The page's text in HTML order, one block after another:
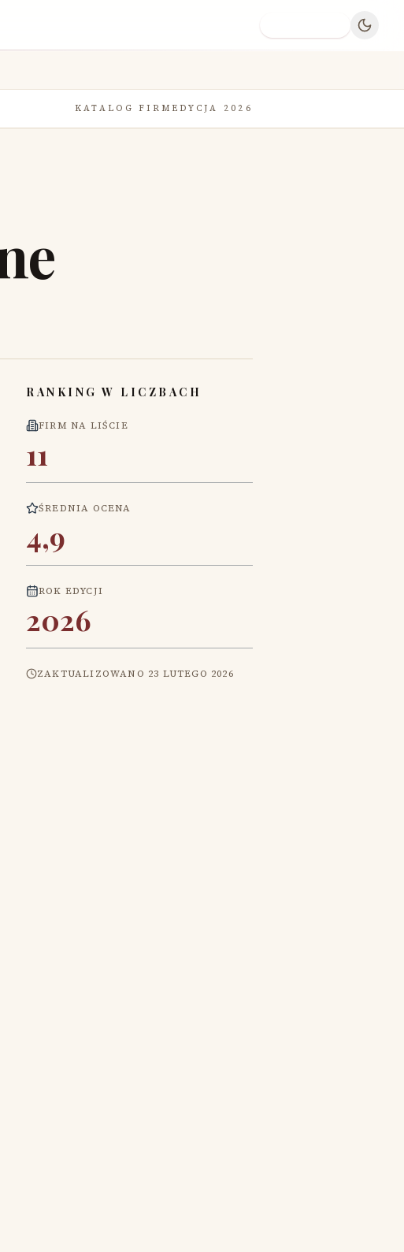
KATALOG FIRMEDYCJA 2026
RANKING W LICZBACH
FIRM NA LIŚCIE
11
ŚREDNIA OCENA
4,9
ROK EDYCJI
2026
ZAKTUALIZOWANO 23 LUTEGO 2026